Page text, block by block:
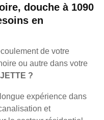
douche à 1090
en
de votre
ou autre dans votre
?
expérience dans
et